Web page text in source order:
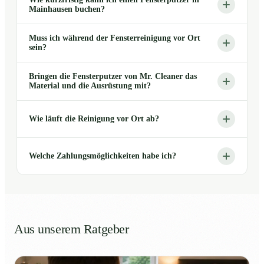
Mainhausen buchen?
Muss ich während der Fensterreinigung vor Ort
sein?
Bringen die Fensterputzer von Mr. Cleaner das
Material und die Ausrüstung mit?
Wie läuft die Reinigung vor Ort ab?
Welche Zahlungsmöglichkeiten habe ich?
Aus unserem Ratgeber